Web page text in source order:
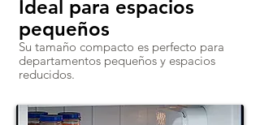
Ideal para espacios
pequeños
Su tamaño compacto es perfecto para
departamentos pequeños y espacios
reducidos.